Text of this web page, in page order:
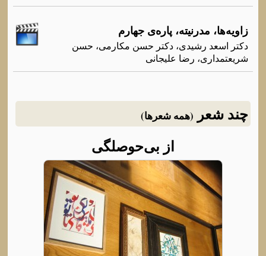
زاویەها، مدرنیتە، پارەی جهارم
دکتر اسعد رشیدی، دکتر حسن مکارمی، حسن
شریعتمداری، رضا علیجانی
چند شعر (همه شعرها)
از بی‌حوصلگی